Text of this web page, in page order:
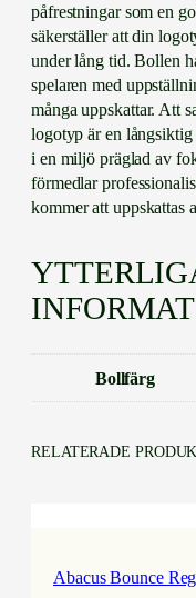
påfrestningar som en
säkerställer att din
under lång tid. Bollen
spelaren med
många uppskattar. Att
logotyp är en
i en miljö präglad av
förmedlar
kommer att uppskattas
Bollfärg
RELATERADE
Abacus Bounce